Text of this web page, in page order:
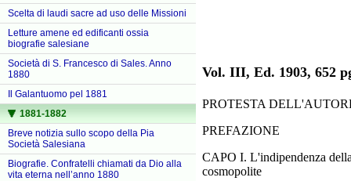
Scelta di laudi sacre ad uso delle Missioni
Letture amene ed edificanti ossia
biografie salesiane
Società di S. Francesco di Sales. Anno
1880
Il Galantuomo pel 1881
1881-1882
Breve notizia sullo scopo della Pia
Società Salesiana
Biografie. Confratelli chiamati da Dio alla
vita eterna nell’anno 1880
Vol. III, Ed. 1903, 652
PROTESTA
PREFAZIONE
CAPO I. L'indipendenza
cosmopolite